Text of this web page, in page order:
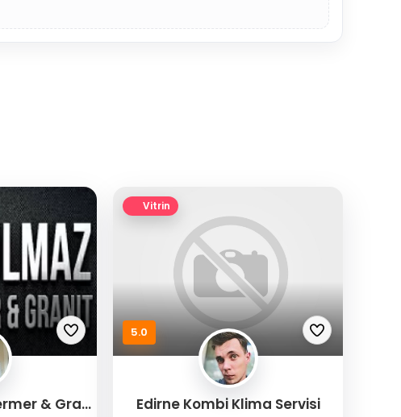
Eryılmaz Edirne Mermer & Granit
Vitrin
5.0
Edirne Kombi Klima Servisi